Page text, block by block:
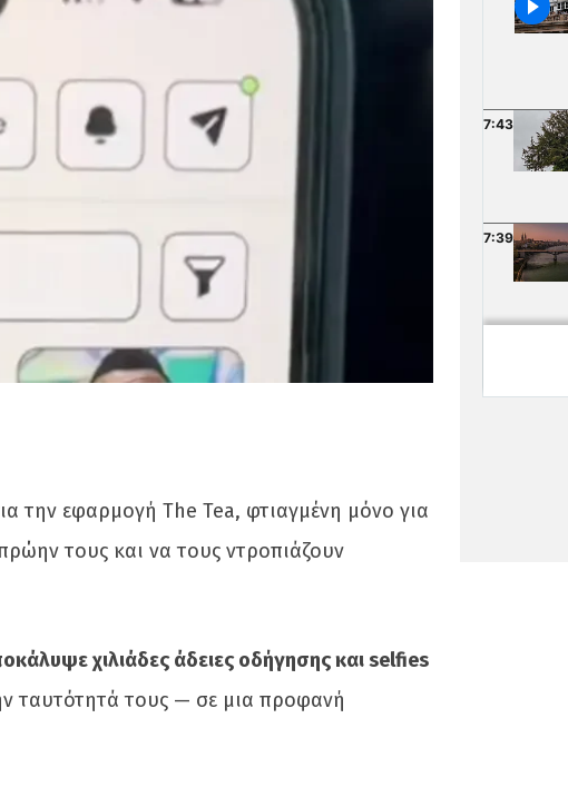
την εφαρμογή The Tea, φτιαγμένη μόνο για
τους και να τους ντροπιάζουν
χιλιάδες άδειες οδήγησης και selfies
ταυτότητά τους — σε μια προφανή